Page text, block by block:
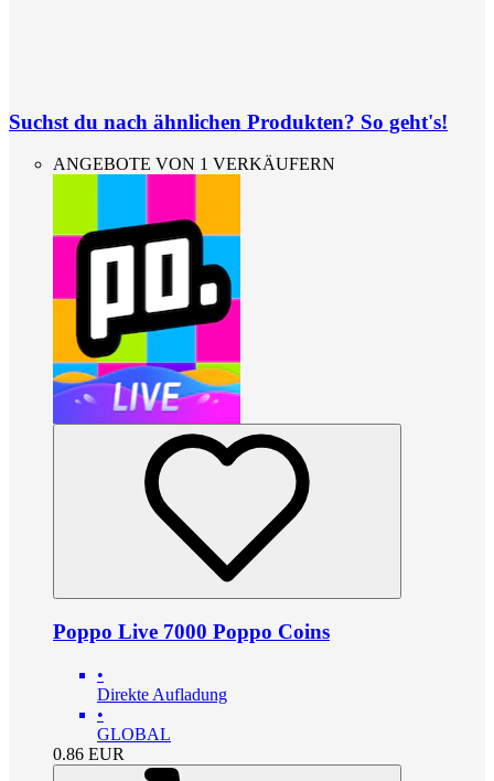
Suchst du nach ähnlichen Produkten? So geht's!
ANGEBOTE VON 1 VERKÄUFERN
Poppo Live 7000 Poppo Coins
•
Direkte Aufladung
•
GLOBAL
0.86 EUR